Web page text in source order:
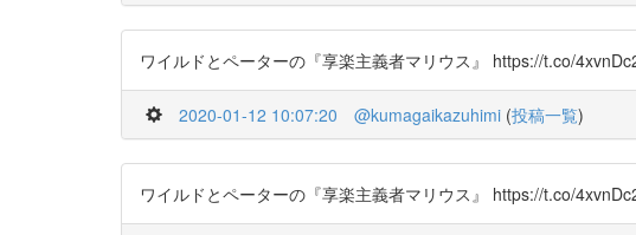
ワイルドとペーターの『享楽主義者マリウス』 https://t.co/
2020-01-12 10:07:20 @kumagaikazuhimi (投稿一覧)
ワイルドとペーターの『享楽主義者マリウス』 https://t.co/